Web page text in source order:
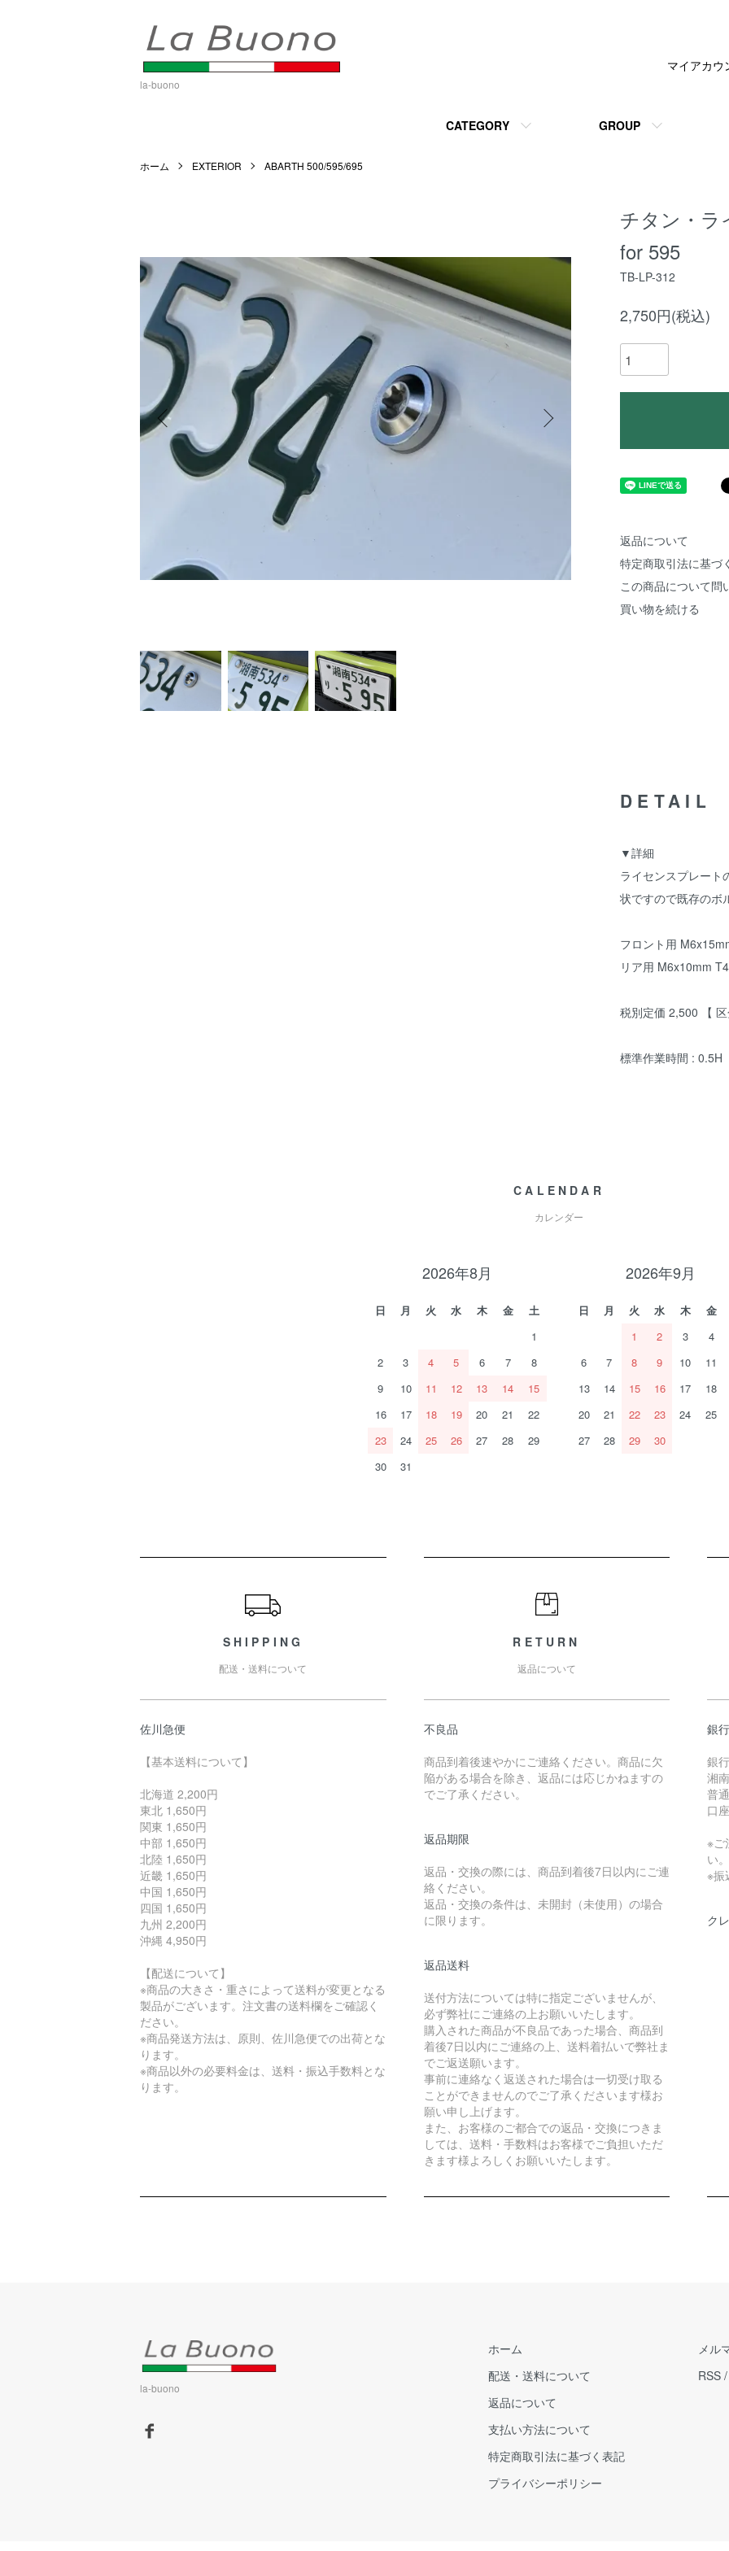
la-buono
CATEGORY GROUP
マイアカウ
ホーム EXTERIOR ABARTH 500/595/695
チタン・ラ
for 595
TB-LP-312
2,750円(税込)
返品について
特定商取引法に基づ
この商品について問
買い物を続ける
DETAIL
▼詳細
ライセンスプレート
状ですので既存のボ
フロント用
リア用 M6x10mm
税別定価 2,500 【 区
標準作業時間 : 0.5H
CALENDAR
カレンダー
2026年8月
日 月 火 水 木 金
土
1
2
3 4 5 6 7
8
9
10 11 12 13 14
15
16
17 18 19 20 21
22
23
24 25 26 27 28
29
30
31
2026年9月
日 月 火 水 木 金
1
2 3 4
6
7 8 9 10 11
13
14 15 16 17 18
20
21 22 23 24 25
27
28 29 30
SHIPPING
配送・送料について
佐川急便
【基本送料について】
北海道 2,200円
東北 1,650円
関東 1,650円
中部 1,650円
北陸 1,650円
近畿 1,650円
中国 1,650円
四国 1,650円
九州 2,200円
沖縄 4,950円
【配送について】
※商品の大きさ・重さによって送料が変更となる
製品がございます。注文書の送料欄をご確認く
ださい。
※商品発送方法は、原則、佐川急便での出荷とな
ります。
※商品以外の必要料金は、送料・振込手数料とな
ります。
RETURN
返品について
不良品
商品到着後速やかにご連絡ください。商品に欠
陥がある場合を除き、返品には応じかねますの
でご了承ください。
返品期限
返品・交換の際には、商品到着後7日以内にご連
絡ください。
返品・交換の条件は、未開封（未使用）の場合
に限ります。
返品送料
送付方法については特に指定ございませんが、
必ず弊社にご連絡の上お願いいたします。
購入された商品が不良品であった場合、商品到
着後7日以内にご連絡の上、送料着払いで弊社ま
でご返送願います。
事前に連絡なく返送された場合は一切受け取る
ことができませんのでご了承くださいます様お
願い申し上げます。
また、お客様のご都合での返品・交換につきま
しては、送料・手数料はお客様でご負担いただ
きます様よろしくお願いいたします。
銀
銀
湘
普
口
※ご
い。
※振
ク
la-buono
ホーム
配送・送料について
返品について
支払い方法について
特定商取引法に基づく表記
プライバシーポリシー
メル
RSS /